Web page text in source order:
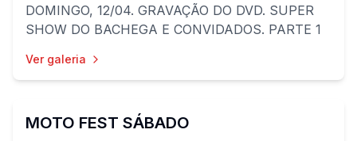
DOMINGO, 12/04. GRAVAÇÃO DO DVD. SUPER
SHOW DO BACHEGA E CONVIDADOS. PARTE 1
Ver galeria
MOTO FEST SÁBADO